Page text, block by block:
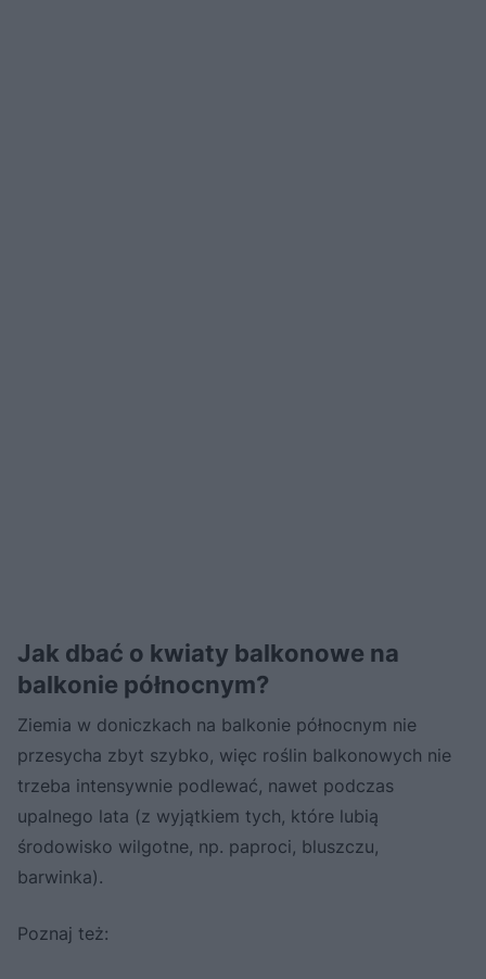
Jak dbać o kwiaty balkonowe na
balkonie północnym?
Ziemia w doniczkach na balkonie północnym nie
przesycha zbyt szybko, więc roślin balkonowych nie
trzeba intensywnie podlewać, nawet podczas
upalnego lata (z wyjątkiem tych, które lubią
środowisko wilgotne, np. paproci, bluszczu,
barwinka).
Poznaj też: